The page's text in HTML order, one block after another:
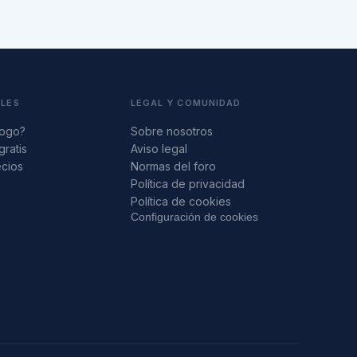
LEGAL Y COMUNIDAD
Sobre nosotros
Aviso legal
Normas del foro
Política de privacidad
Política de cookies
Configuración de cookies